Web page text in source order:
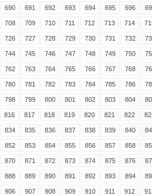
690 691 692 693 694 695 696
708 709 710 711 712 713 714
726 727 728 729 730 731 732
744 745 746 747 748 749 750
762 763 764 765 766 767 768
780 781 782 783 784 785 786
798 799 800 801 802 803 804
816 817 818 819 820 821 822
834 835 836 837 838 839 840
852 853 854 855 856 857 858
870 871 872 873 874 875 876
888 889 890 891 892 893 894
906 907 908 909 910 911 912